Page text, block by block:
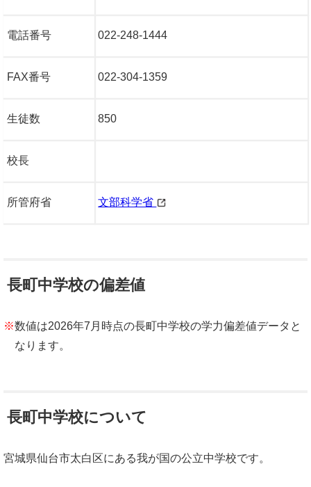
電話番号 022-248-1444
FAX番号 022-304-1359
生徒数 850
校長
所管府省 文部科学省
長町中学校の偏差値
※数値は2026年7月時点の長町中学校の学力偏差値データと
なります。
長町中学校について
宮城県仙台市太白区にある我が国の公立中学校です。